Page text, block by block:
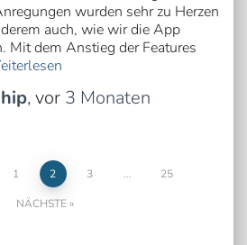
wurden sehr zu Herzen
auch, wie wir die App
Mit dem Anstieg der Features
, vor 3 Monaten
1 2 3 … 25
NÄCHSTE